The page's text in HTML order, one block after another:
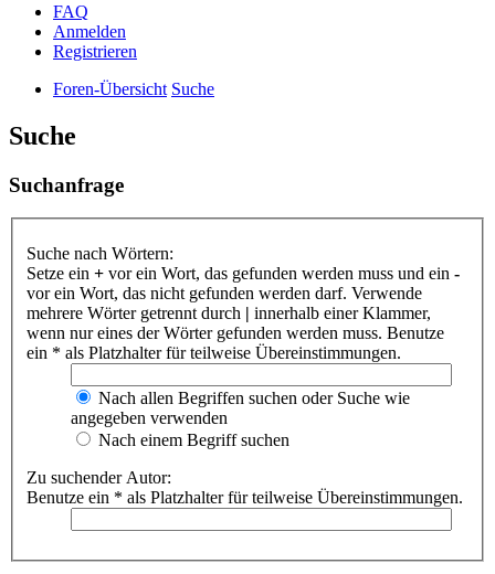
FAQ
Anmelden
Registrieren
Foren-Übersicht Suche
Suche
Suchanfrage
Suche nach Wörtern:
Setze ein + vor ein Wort, das gefunden werden muss und ein -
vor ein Wort, das nicht gefunden werden darf. Verwende
mehrere Wörter getrennt durch | innerhalb einer Klammer,
wenn nur eines der Wörter gefunden werden muss. Benutze
ein * als Platzhalter für teilweise Übereinstimmungen.
Nach allen Begriffen suchen oder Suche wie
angegeben verwenden
Nach einem Begriff suchen
Zu suchender Autor:
Benutze ein * als Platzhalter für teilweise Übereinstimmungen.